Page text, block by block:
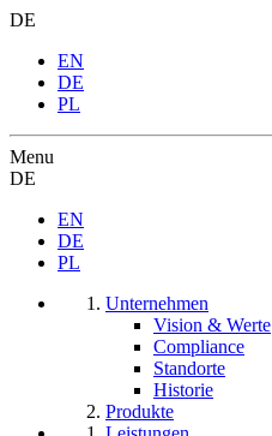
DE
EN
DE
PL
Menu
DE
EN
DE
PL
Unternehmen
Vision & Werte
Compliance
Standorte
Historie
Produkte